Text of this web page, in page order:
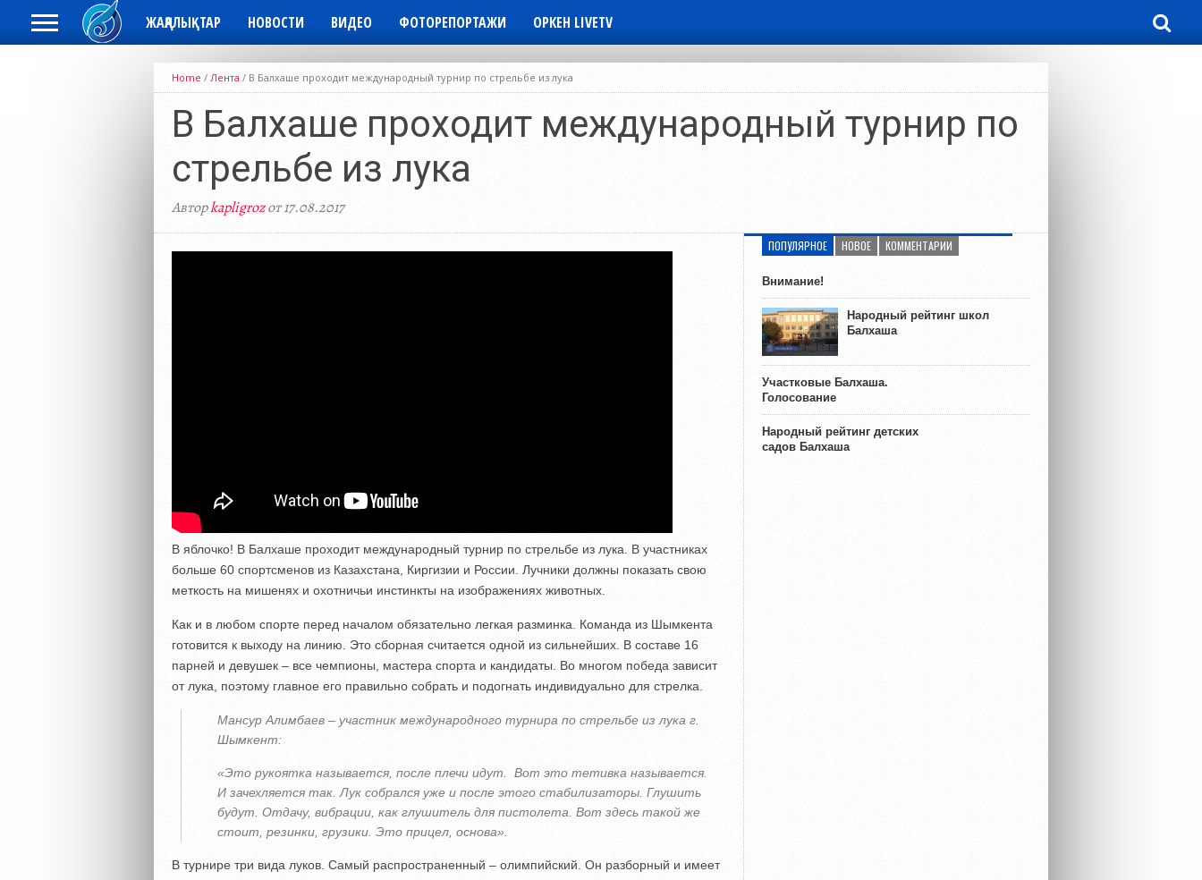
ЖАҢАЛЫҚТАР НОВОСТИ ВИДЕО ФОТОРЕПОРТАЖИ ОРКЕН LIVETV
Home / Лента / В Балхаше проходит международный турнир по стрельбе из лука
В Балхаше проходит международный турнир по
стрельбе из лука
Авторkapligrozот 17.08.2017
В яблочко! В Балхаше проходит международный турнир по стрельбе из лука. В участниках
больше 60 спортсменов из Казахстана, Киргизии и России. Лучники должны показать свою
меткость на мишенях и охотничьи инстинкты на изображениях животных.
Как и в любом спорте перед началом обязательно легкая разминка. Команда из Шымкента
готовится к выходу на линию. Это сборная считается одной из сильнейших. В составе 16
парней и девушек – все чемпионы, мастера спорта и кандидаты. Во многом победа зависит
от лука, поэтому главное его правильно собрать и подогнать индивидуально для стрелка.
Мансур Алимбаев – участник международного турнира по стрельбе из лука г.
Шымкент:
«Это рукоятка называется, после плечи идут. Вот это тетивка называется.
И зачехляется так. Лук собрался уже и после этого стабилизаторы. Глушить
будут. Отдачу, вибрации, как глушитель для пистолета. Вот здесь такой же
стоит, резинки, грузики. Это прицел, основа».
В турнире три вида луков. Самый распространенный – олимпийский. Он разборный и имеет
ПОПУЛЯРНОЕ НОВОЕ КОММЕНТАРИИ
Внимание!
Народный рейтинг школ
Балхаша
Участковые Балхаша.
Голосование
Народный рейтинг детских
садов Балхаша